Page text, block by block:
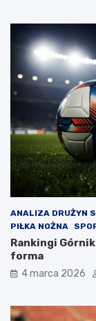
ANALIZA DRUŻYN
PIŁKA NOŻNA
Rankingi
forma
4 marca 2026